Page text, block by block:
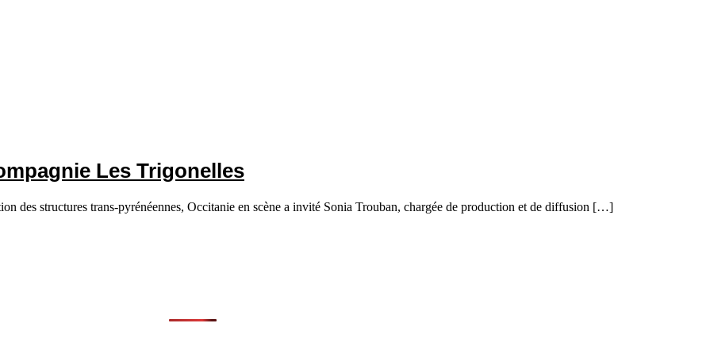
Les Trigonelles
des structures trans-pyrénéennes, Occitanie en scène a invité Sonia Trouban, chargée de production et de diffusion […]